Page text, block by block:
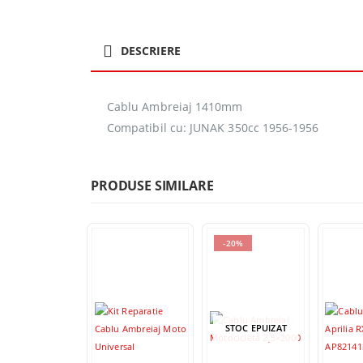
DESCRIERE
Cablu Ambreiaj 1410mm
Compatibil cu: JUNAK 350cc 1956-1956
PRODUSE SIMILARE
-20%
STOC EPUIZAT